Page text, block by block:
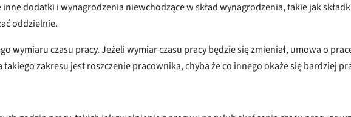
dodatki i wynagrodzenia niewchodzące w skład wynagrodzenia, takie jak
oddzielnie.
wymiaru czasu pracy. Jeżeli wymiar czasu pracy będzie się zmieniał, umowa o
zakresu jest roszczenie pracownika, chyba że co innego okaże się bardziej